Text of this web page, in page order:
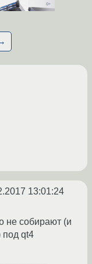
13:01:24
не собирают (и
под qt4